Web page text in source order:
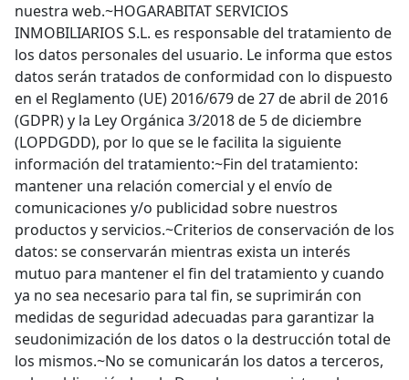
nuestra web.~HOGARABITAT SERVICIOS
INMOBILIARIOS S.L. es responsable del tratamiento de
los datos personales del usuario. Le informa que estos
datos serán tratados de conformidad con lo dispuesto
en el Reglamento (UE) 2016/679 de 27 de abril de 2016
(GDPR) y la Ley Orgánica 3/2018 de 5 de diciembre
(LOPDGDD), por lo que se le facilita la siguiente
información del tratamiento:~Fin del tratamiento:
mantener una relación comercial y el envío de
comunicaciones y/o publicidad sobre nuestros
productos y servicios.~Criterios de conservación de los
datos: se conservarán mientras exista un interés
mutuo para mantener el fin del tratamiento y cuando
ya no sea necesario para tal fin, se suprimirán con
medidas de seguridad adecuadas para garantizar la
seudonimización de los datos o la destrucción total de
los mismos.~No se comunicarán los datos a terceros,